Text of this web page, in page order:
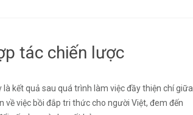
tác chiến lược
kết quả sau quá trình làm việc đầy thiện chí giữa
về việc bồi đắp tri thức cho người Việt, đem đến